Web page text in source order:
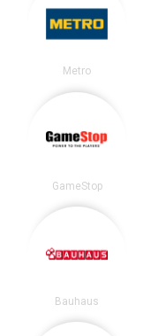
Metro
GameStop
Bauhaus